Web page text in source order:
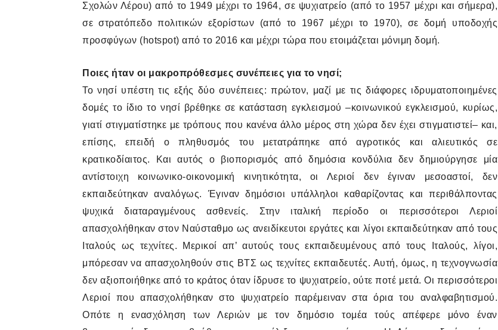
Σχολών Λέρου) από το 1949 μέχρι το 1964, σε ψυχιατρείο (από το 1957 μέχρι και σήμερα),
σε στρατόπεδο πολιτικών εξορίστων (από το 1967 μέχρι το 1970), σε δομή υποδοχής
προσφύγων (hotspot) από το 2016 και μέχρι τώρα που ετοιμάζεται μόνιμη δομή.
Ποιες ήταν οι μακροπρόθεσμες συνέπειες για το νησί;
Το νησί υπέστη τις εξής δύο συνέπειες: πρώτον, μαζί με τις διάφορες ιδρυματοποιημένες
δομές το ίδιο το νησί βρέθηκε σε κατάσταση εγκλεισμού –κοινωνικού εγκλεισμού, κυρίως,
γιατί στιγματίστηκε με τρόπους που κανένα άλλο μέρος στη χώρα δεν έχει στιγματιστεί– και,
επίσης, επειδή ο πληθυσμός του μετατράπηκε από αγροτικός και αλιευτικός σε
κρατικοδίαιτος. Και αυτός ο βιοπορισμός από δημόσια κονδύλια δεν δημιούργησε μία
αντίστοιχη κοινωνικο-οικονομική κινητικότητα, οι Λεριοί δεν έγιναν μεσοαστοί, δεν
εκπαιδεύτηκαν αναλόγως. Έγιναν δημόσιοι υπάλληλοι καθαρίζοντας και περιθάλποντας
ψυχικά διαταραγμένους ασθενείς. Στην ιταλική περίοδο οι περισσότεροι Λεριοί
απασχολήθηκαν στον Ναύσταθμο ως ανειδίκευτοι εργάτες και λίγοι εκπαιδεύτηκαν από τους
Ιταλούς ως τεχνίτες. Μερικοί απ’ αυτούς τους εκπαιδευμένους από τους Ιταλούς, λίγοι,
μπόρεσαν να απασχοληθούν στις ΒΤΣ ως τεχνίτες εκπαιδευτές. Αυτή, όμως, η τεχνογνωσία
δεν αξιοποιήθηκε από το κράτος όταν ίδρυσε το ψυχιατρείο, ούτε ποτέ μετά. Οι περισσότεροι
Λεριοί που απασχολήθηκαν στο ψυχιατρείο παρέμειναν στα όρια του αναλφαβητισμού.
Οπότε η ενασχόληση των Λεριών με τον δημόσιο τομέα τούς απέφερε μόνο έναν